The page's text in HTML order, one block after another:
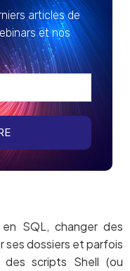
articles de
et nos
SQL, changer des
ses dossiers et parfois
scripts Shell (ou